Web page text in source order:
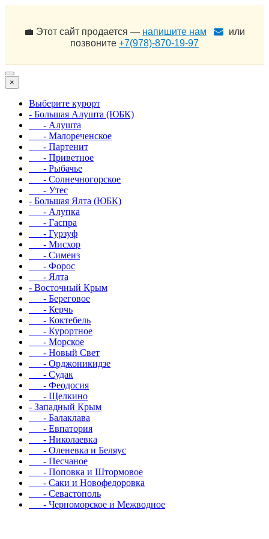
💼 Этот сайт продается — напишите нам
или
позвоните +7(978)-870-19-97
×
Выберите курорт
- Большая Алушта (ЮБК)
- Алушта
- Малореченское
- Партенит
- Приветное
- Рыбачье
- Солнечногорское
- Утес
- Большая Ялта (ЮБК)
- Алупка
- Гаспра
- Гурзуф
- Мисхор
- Симеиз
- Форос
- Ялта
- Восточный Крым
- Береговое
- Керчь
- Коктебель
- Курортное
- Морское
- Новый Свет
- Орджоникидзе
- Судак
- Феодосия
- Щелкино
- Западный Крым
- Балаклава
- Евпатория
- Николаевка
- Оленевка и Беляус
- Песчаное
- Поповка и Штормовое
- Саки и Новофедоровка
- Севастополь
- Черноморское и Межводное